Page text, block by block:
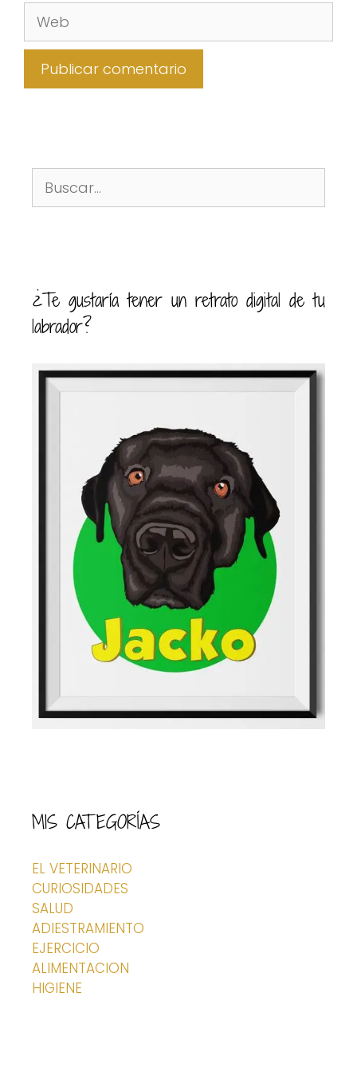
¿Te gustaría tener un retrato digital de tu
labrador?
MIS CATEGORÍAS
EL VETERINARIO
CURIOSIDADES
SALUD
ADIESTRAMIENTO
EJERCICIO
ALIMENTACION
HIGIENE